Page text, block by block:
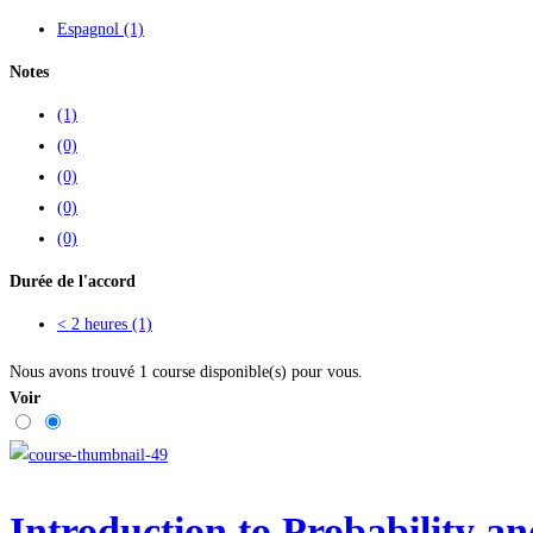
Espagnol (1)
Notes
(1)
(0)
(0)
(0)
(0)
Durée de l'accord
< 2 heures (1)
Nous avons trouvé 1 course disponible(s) pour vous.
Voir